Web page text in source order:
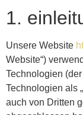
1.
Unsere Website
Website“)
Technologien
Technologien als
auch von Dritten